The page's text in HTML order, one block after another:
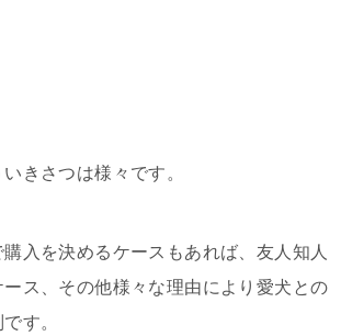
きさつは様々です。
入を決めるケースもあれば、友人知人
ス、その他様々な理由により愛犬との
す。